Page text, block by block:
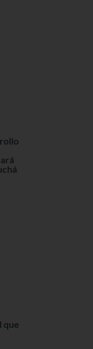
que